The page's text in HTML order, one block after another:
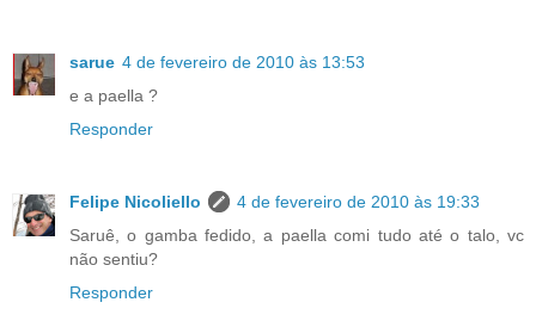
sarue 4 de fevereiro de 2010 às 13:53
e a paella ?
Responder
Felipe Nicoliello
4 de fevereiro de 2010 às 19:33
Saruê, o gamba fedido, a paella comi tudo até o talo, vc
não sentiu?
Responder